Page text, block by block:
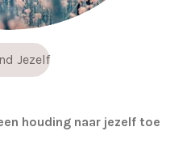
Jezelf
houding naar jezelf toe